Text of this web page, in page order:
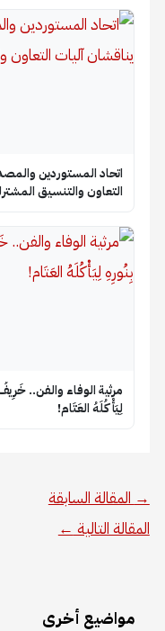
اتحاد المستوردين
التعاون والتنسيق
​مرثية الوفاء والفن..
لِيَأْكُلَهُ العَتَام!
→ المقالة السابقة
المقالة التالية ←
مواضيع أخرى